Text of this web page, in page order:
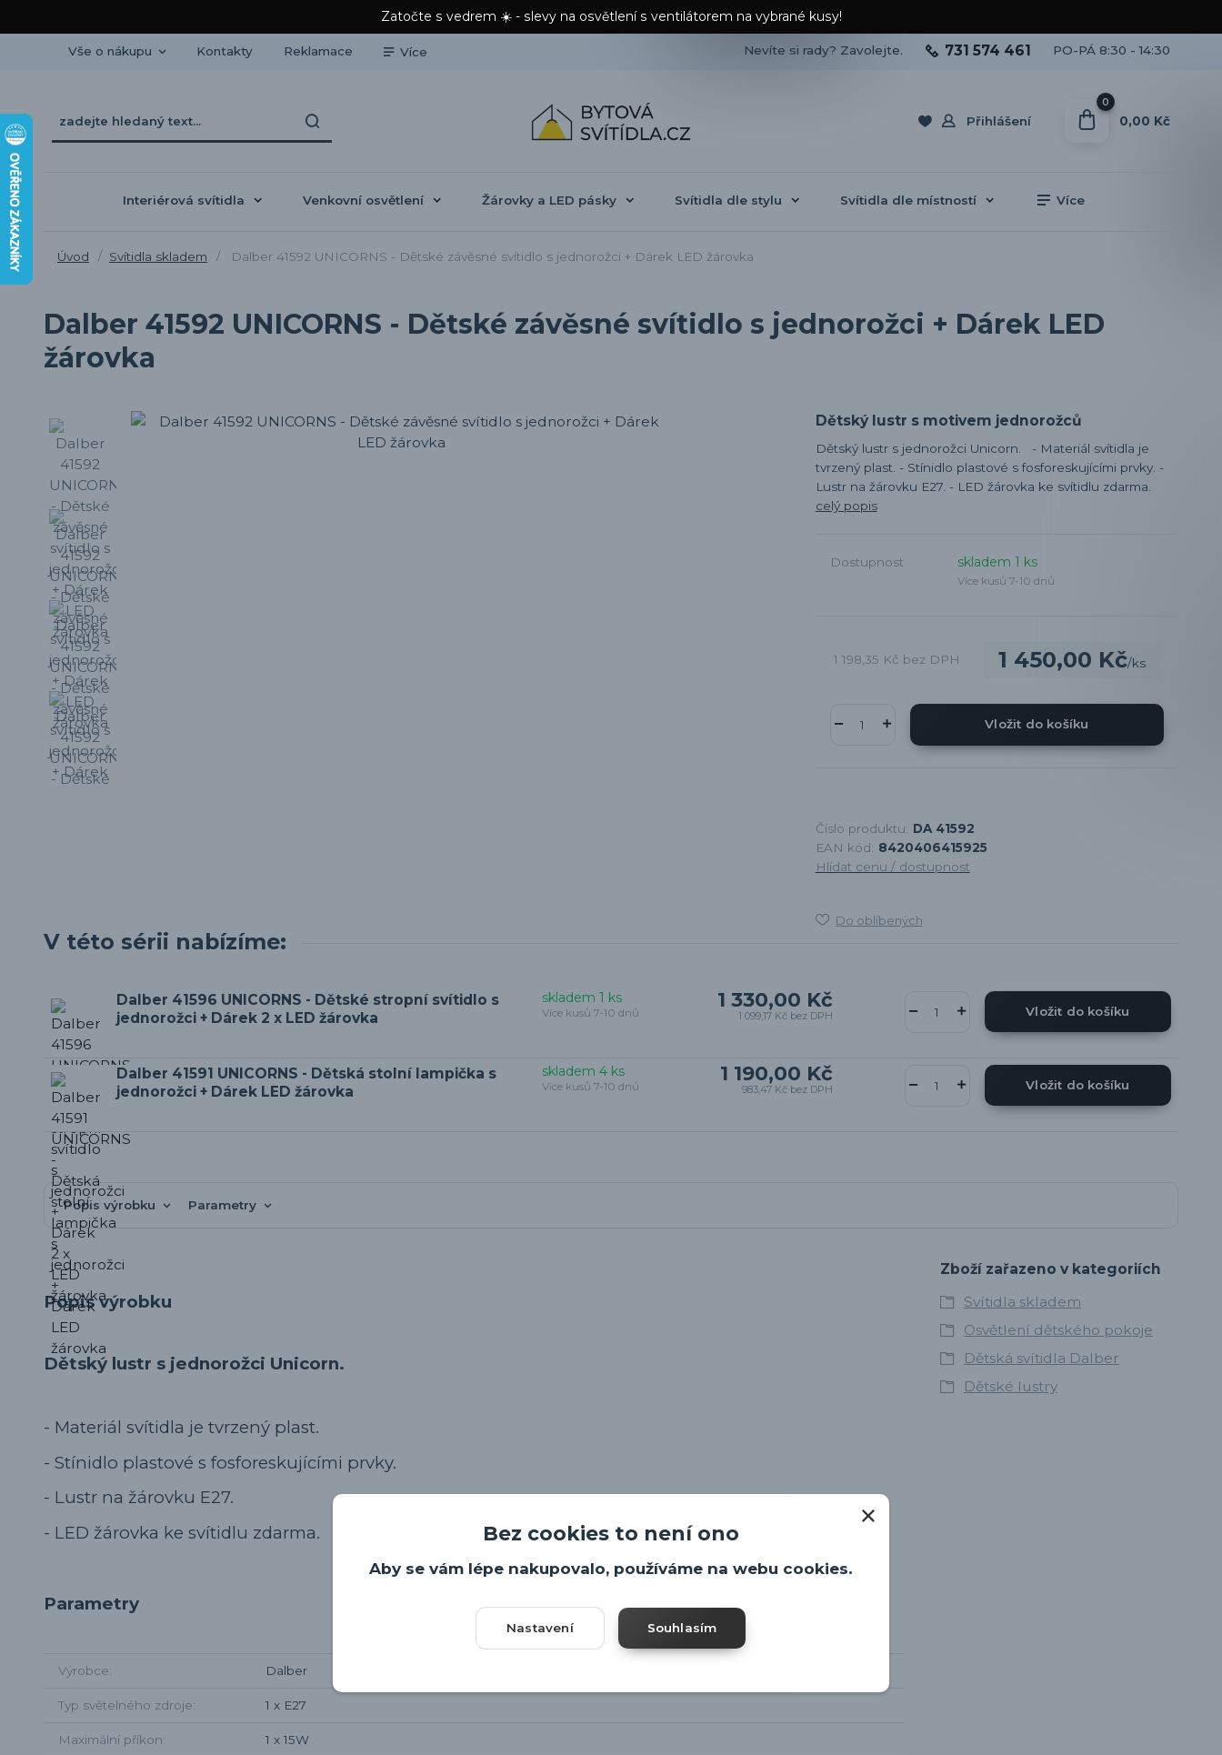
Zatočte s vedrem ☀️ - slevy na osvětlení s ventilátorem na vybrané kusy!
Vše o nákupu Kontakty Reklamace Více
Přihlášení
Nevíte si rady? Zavolejte. 731 574 461 PO-PÁ 8:30 - 14:30
0
0,00 Kč
Interiérová svítidla Venkovní osvětlení Žárovky a LED pásky Svítidla dle stylu Svítidla dle místností Více
Úvod Svítidla skladem Dalber 41592 UNICORNS - Dětské závěsné svítidlo s jednorožci + Dárek LED žárovka
Dalber 41592 UNICORNS - Dětské závěsné svítidlo s jednorožci + Dárek LED
žárovka
Dětský lustr s motivem jednorožců
Dětský lustr s jednorožci Unicorn. - Materiál svítidla je
tvrzený plast. - Stínidlo plastové s fosforeskujícími prvky. -
Lustr na žárovku E27. - LED žárovka ke svítidlu zdarma.
celý popis
Dostupnost skladem 1 ks
Více kusů 7-10 dnů
1 450,00 Kč/ks
1 198,35 Kč bez DPH
Vložit do košíku
Číslo produktu: DA 41592
EAN kód: 8420406415925
Hlídat cenu / dostupnost
Do oblíbených
V této sérii nabízíme:
Dalber 41596 UNICORNS - Dětské stropní svítidlo s
jednorožci + Dárek 2 x LED žárovka
1 330,00 Kč
1 099,17 Kč bez DPH
skladem 1 ks
Více kusů 7-10 dnů Vložit do košíku
Dalber 41591 UNICORNS - Dětská stolní lampička s
jednorožci + Dárek LED žárovka
1 190,00 Kč
983,47 Kč bez DPH
skladem 4 ks
Více kusů 7-10 dnů Vložit do košíku
Popis výrobku Parametry
Popis výrobku
Dětský lustr s jednorožci Unicorn.
- Materiál svítidla je tvrzený plast.
- Stínidlo plastové s fosforeskujícími prvky.
- Lustr na žárovku E27.
- LED žárovka ke svítidlu zdarma.
Parametry
Výrobce Dalber
Typ světelného zdroje 1 x E27
Maximální příkon 1 x 15W
Zboží zařazeno v kategoriích
Svítidla skladem
Osvětlení dětského pokoje
Dětská svítidla Dalber
Dětské lustry
Bez cookies to není ono
Aby se vám lépe nakupovalo, používáme na webu cookies.
Nastavení Souhlasím